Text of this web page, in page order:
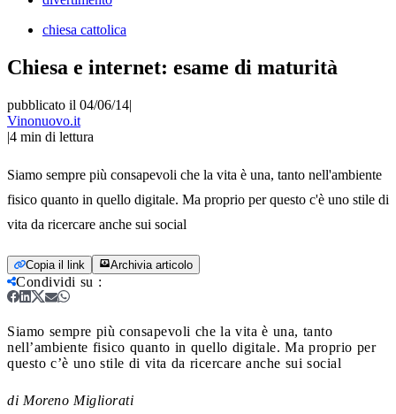
chiesa cattolica
Chiesa e internet: esame di maturità
pubblicato il 04/06/14|
Vinonuovo.it
|4 min di lettura
Siamo sempre più consapevoli che la vita è una, tanto nell'ambiente
fisico quanto in quello digitale. Ma proprio per questo c'è uno stile di
vita da ricercare anche sui social
Copia il link Archivia articolo
Condividi su :
Siamo sempre più consapevoli che la vita è una, tanto
nell’ambiente fisico quanto in quello digitale. Ma proprio per
questo c’è uno stile di vita da ricercare anche sui social
di Moreno Migliorati